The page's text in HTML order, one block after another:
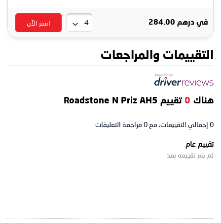
في درهم 284.00 اشتر الآن
التقييمات والمراجعات
هناك 0 تقييم Roadstone N Priz AH5
0 إجمالي التقييمات، مع 0 مراجعة التعليقات
تقييم عام
لم يتم تقييمه بعد